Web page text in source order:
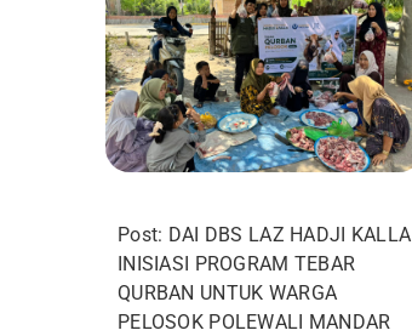
Post: DAI DBS LAZ HADJI KALLA
INISIASI PROGRAM TEBAR
QURBAN UNTUK WARGA
PELOSOK POLEWALI MANDAR